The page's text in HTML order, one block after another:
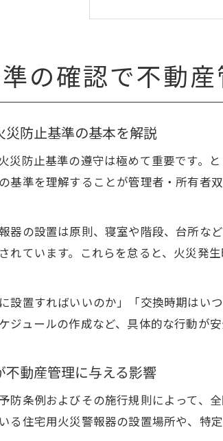
不動産現場
条例差に迷わな
不動産で押
条例差が不
火災防止条
不動産管理
不動産管理
火災警報器
不動産管理
火災警報器
不動産管理
火災予防条
不動産管理
の確認で不動
災防止基準の基本を解説
災防止基準の遵守は極めて重要です。
基準を理解することが管理者・所有者
器の設置は原則、寝室や階段、台所な
れています。これらを怠ると、火災発
設置すればいいのか」「交換時期はい
ジュールの作成など、具体的な行動が安
動産管理に与える影響
防条例およびその施行規則によって、
る住宅用火災警報器の設置場所や、特